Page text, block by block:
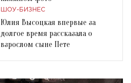
ШОУ-БИЗНЕС
Юлия Высоцкая впервые за
долгое время рассказала о
взрослом сыне Пете